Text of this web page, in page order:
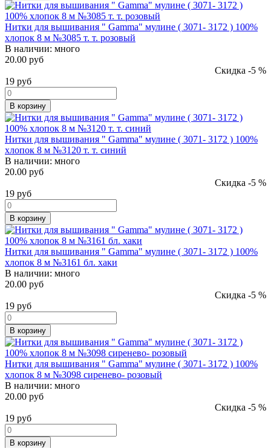
Нитки для вышивания " Gamma" мулине ( 3071- 3172 ) 100%
хлопок 8 м №3085 т. т. розовый
В наличии: много
20.00 руб
Скидка -5 %
19 руб
В корзину
Нитки для вышивания " Gamma" мулине ( 3071- 3172 ) 100%
хлопок 8 м №3120 т. т. синий
В наличии: много
20.00 руб
Скидка -5 %
19 руб
В корзину
Нитки для вышивания " Gamma" мулине ( 3071- 3172 ) 100%
хлопок 8 м №3161 бл. хаки
В наличии: много
20.00 руб
Скидка -5 %
19 руб
В корзину
Нитки для вышивания " Gamma" мулине ( 3071- 3172 ) 100%
хлопок 8 м №3098 сиренево- розовый
В наличии: много
20.00 руб
Скидка -5 %
19 руб
В корзину